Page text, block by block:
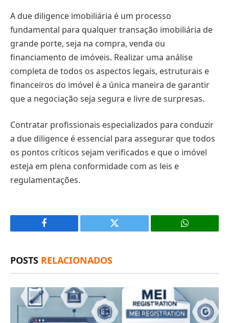
A due diligence imobiliária é um processo
fundamental para qualquer transação imobiliária de
grande porte, seja na compra, venda ou
financiamento de imóveis. Realizar uma análise
completa de todos os aspectos legais, estruturais e
financeiros do imóvel é a única maneira de garantir
que a negociação seja segura e livre de surpresas.
Contratar profissionais especializados para conduzir
a due diligence é essencial para assegurar que todos
os pontos críticos sejam verificados e que o imóvel
esteja em plena conformidade com as leis e
regulamentações.
Facebook
X
POSTS RELACIONADOS